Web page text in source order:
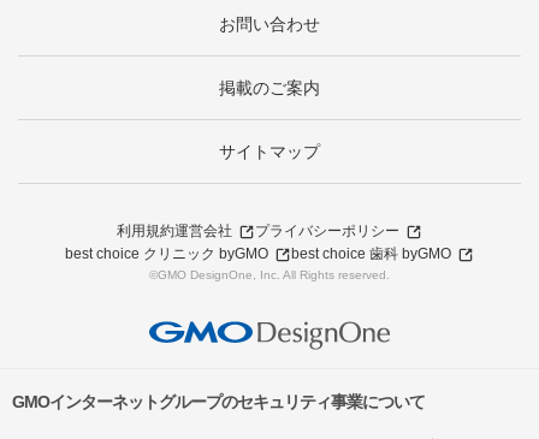
お問い合わせ
掲載のご案内
サイトマップ
利用規約運営会社
プライバシーポリシー
best choice クリニック byGMO
best choice 歯科 byGMO
©GMO DesignOne, Inc. All Rights reserved.
GMOインターネットグループのセキュリティ事業について